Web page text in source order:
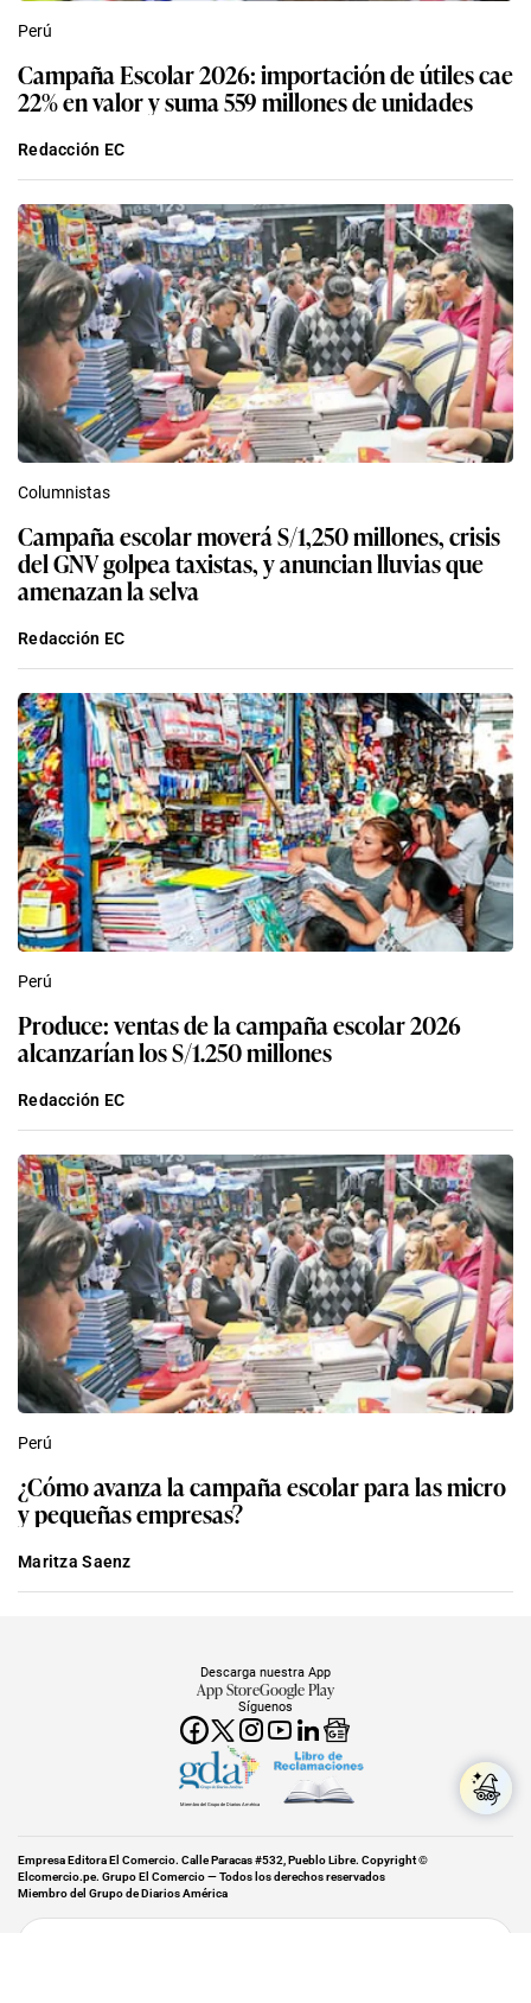
Perú
Campaña Escolar 2026: importación de útiles cae
22% en valor y suma 559 millones de unidades
Redacción EC
Columnistas
Campaña escolar moverá S/1,250 millones, crisis
del GNV golpea taxistas, y anuncian lluvias que
amenazan la selva
Redacción EC
Perú
Produce: ventas de la campaña escolar 2026
alcanzarían los S/1.250 millones
Redacción EC
Perú
¿Cómo avanza la campaña escolar para las micro
y pequeñas empresas?
Maritza Saenz
Síguenos
Descarga nuestra App
App StoreGoogle Play
Miembro del Grupo de Diarios América
Empresa Editora El Comercio. Calle Paracas #532, Pueblo Libre. Copyright ©
Elcomercio.pe. Grupo El Comercio — Todos los derechos reservados
Miembro del Grupo de Diarios América